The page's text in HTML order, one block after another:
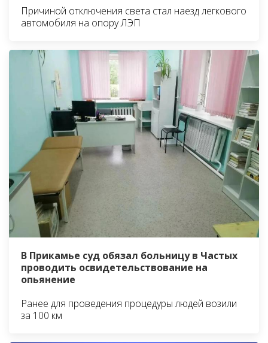
Причиной отключения света стал наезд легкового
автомобиля на опору ЛЭП
В Прикамье суд обязал больницу в Частых
проводить освидетельствование на
опьянение
Ранее для проведения процедуры людей возили
за 100 км